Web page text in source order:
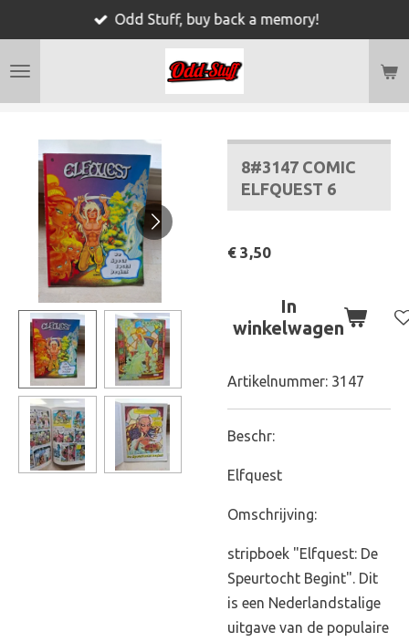
naar
Odd Stuff, buy back a memory!
8#3147 COMIC
ELFQUEST 6
€ 3,50
In
winkelwagen
Artikelnummer: 3147
Beschr:
Elfquest
Omschrijving:
stripboek "Elfquest: De
Speurtocht Begint". Dit
is een Nederlandstalige
uitgave van de populaire